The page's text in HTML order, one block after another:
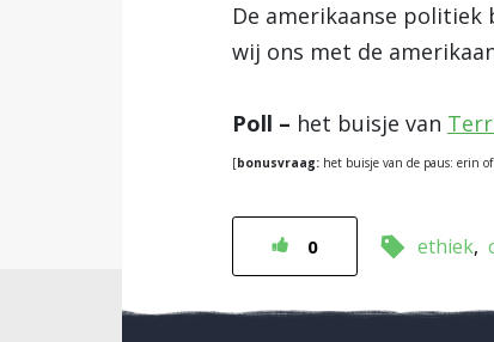
De amerikaanse politiek
wij ons met de
Poll – het buisje van
[bonusvraag: het buisje van de paus: erin
0 ethiek